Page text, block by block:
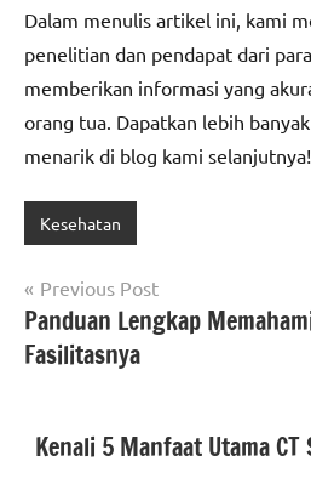
Dalam menulis artikel ini, kami
penelitian dan pendapat dari
memberikan informasi yang
orang tua. Dapatkan lebih
menarik di blog kami selanjutnya!
Kesehatan
Post
navigation
Previous Post
Panduan Lengkap
Fasilitasnya
Kenali 5 Manfaat Utama